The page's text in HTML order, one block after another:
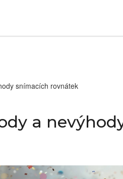
snímacích rovnátek
a